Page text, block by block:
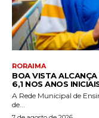
RORAIMA
BOA VISTA
6,1 NOS ANOS
A Rede Municipal de
de...